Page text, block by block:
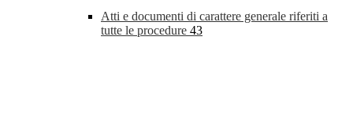
Atti e documenti di carattere generale riferiti a
tutte le procedure 43